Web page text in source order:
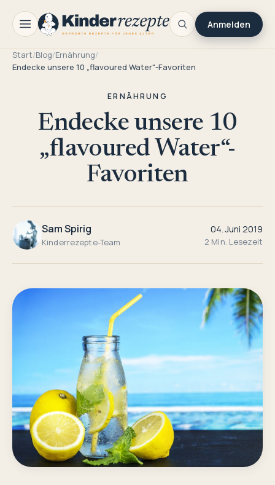
Anmelden
Start/Blog/Ernährung/
Endecke unsere 10 „flavoured Water“-Favoriten
ERNÄHRUNG
Endecke unsere 10
„flavoured Water“-
Favoriten
Sam Spirig
Kinderrezepte-Team
04. Juni 2019
2 Min. Lesezeit